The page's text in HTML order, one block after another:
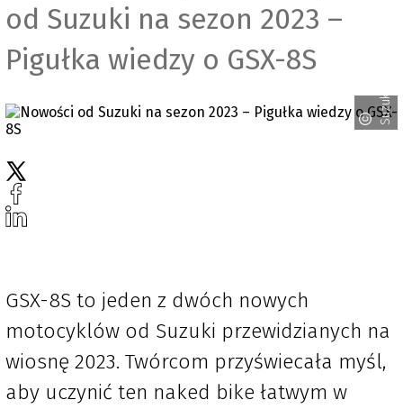
od Suzuki na sezon 2023 –
Pigułka wiedzy o GSX-8S
Suzuki
GSX-8S to jeden z dwóch nowych
motocyklów od Suzuki przewidzianych na
wiosnę 2023. Twórcom przyświecała myśl,
aby uczynić ten naked bike łatwym w